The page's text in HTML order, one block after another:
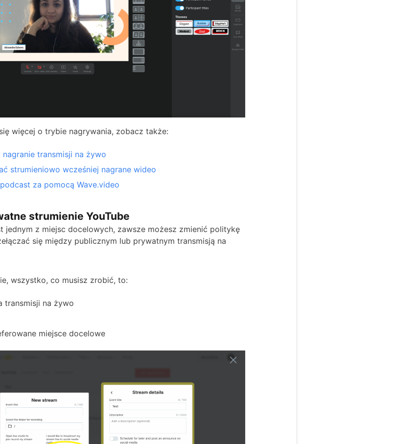
więcej o trybie nagrywania, zobacz także:
transmisji na żywo
strumieniowo wcześniej nagrane wideo
za pomocą Wave.video
strumienie YouTube
jednym z miejsc docelowych, zawsze możesz zmienić politykę
się między publicznym lub prywatnym transmisją na
wszystko, co musisz zrobić, to:
transmisji na żywo
miejsce docelowe